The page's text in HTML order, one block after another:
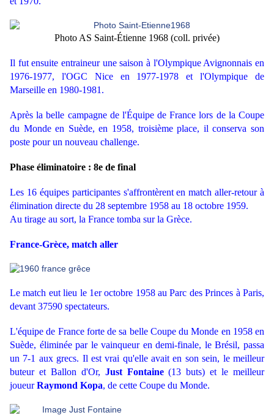
Photo AS Saint-Étienne 1968 (coll. privée)
Il fut ensuite entraineur une saison à l'Olympique Avignonnais en
1976-1977, l'OGC Nice en 1977-1978 et l'Olympique de
Marseille en 1980-1981.
Après la belle campagne de l'Équipe de France lors de la Coupe
du Monde en Suède, en 1958, troisième place, il conserva son
poste pour un nouveau challenge.
Phase éliminatoire : 8e de final
Les 16 équipes participantes s'affrontèrent en match aller-retour à
élimination directe du 28 septembre 1958 au 18 octobre 1959.
Au tirage au sort, la France tomba sur la Grèce.
France-Grèce, match aller
Le match eut lieu le 1er octobre 1958 au Parc des Princes à Paris,
devant 37590 spectateurs.
L'équipe de France forte de sa belle Coupe du Monde en 1958 en
Suède, éliminée par le vainqueur en demi-finale, le Brésil, passa
un 7-1 aux grecs. Il est vrai qu'elle avait en son sein, le meilleur
buteur et Ballon d'Or, Just Fontaine(13 buts) et le meilleur
joueurRaymond Kopa, de cette Coupe du Monde.